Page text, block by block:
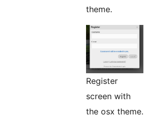
theme.
Register
screen with
the osx theme.